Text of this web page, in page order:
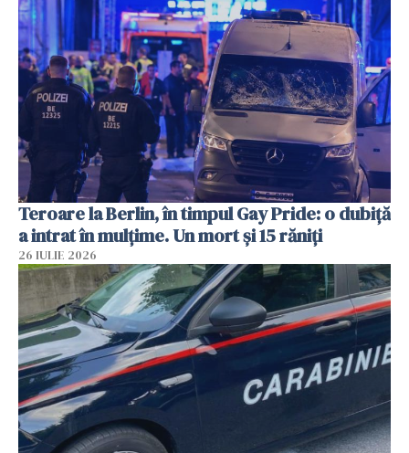
Teroare la Berlin, în timpul Gay Pride: o dubiță
a intrat în mulțime. Un mort și 15 răniți
26 IULIE 2026